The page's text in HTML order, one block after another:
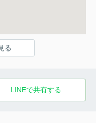
る
LINEで共有する